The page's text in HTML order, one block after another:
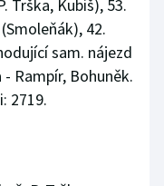
Trška, Kubiš), 53.
42.
sam. nájezd
- Rampír, Bohuněk.
2719.